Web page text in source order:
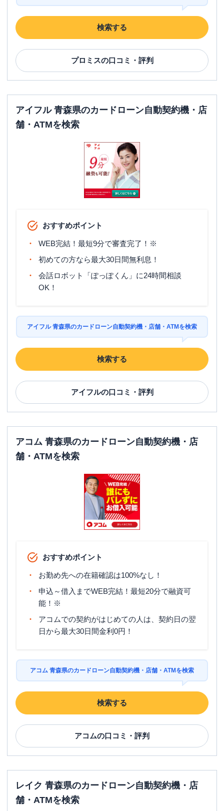
検索する
プロミスの口コミ・評判
アイフル 青森県のカードローン自動契約機・店
舗・ATMを検索
おすすめポイント
WEB完結！最短9分で審査完了！※
初めての方なら最大30日間無利息！
会話ロボット「ぽっぽくん」に24時間相談
OK！
アイフル 青森県のカードローン自動契約機・店舗・ATMを検索
検索する
アイフルの口コミ・評判
アコム 青森県のカードローン自動契約機・店
舗・ATMを検索
おすすめポイント
お勤め先への在籍確認は100%なし！
申込～借入までWEB完結！最短20分で融資可
能！※
アコムでの契約がはじめての人は、契約日の翌
日から最大30日間金利0円！
アコム 青森県のカードローン自動契約機・店舗・ATMを検索
検索する
アコムの口コミ・評判
レイク 青森県のカードローン自動契約機・店
舗・ATMを検索